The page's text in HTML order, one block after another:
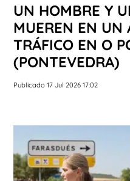
UN HOMBRE Y
MUEREN EN UN
TRÁFICO EN O
(PONTEVEDRA)
Publicado 17 Jul 2026 17:02